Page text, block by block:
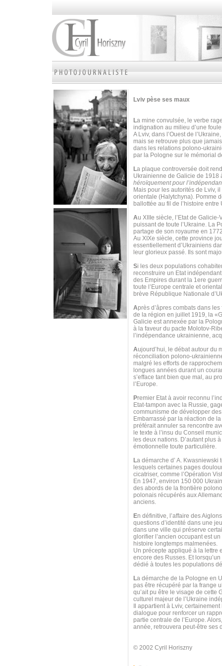
Lviv pèse ses maux
La mine convulsée, le verbe
indignation au milieu d’une
A Lviv, dans l’Ouest de
mais se retrouve plus que
dans les relations polono-
par la Pologne sur le mémorial
La plaque controversée doit
Ukrainienne de Galicie de 1918
héroïquement pour
Mais pour les autorités de Lviv,
orientale (Halytchyna). Pomme
ballottée au fil de l’histoire
Au XIIIe siècle, l’Etat de
puissant de toute l’Ukraine. La
partage de son royaume en
Au XIXe siècle, cette province
essentiellement d’Ukrainiens
leur glorieux passé. Ils sont
Si les deux populations
reconstruire un Etat
des Empires durant la 1ere
toute l’Europe centrale et
brève République Nationale
Après d’âpres combats dans
de la région en juillet 1919, la
Galicie est annexée par la
à la faveur du pacte Molotov-
l’indépendance ukrainienne,
Aujourd’hui, le débat autour du
réconciliation polono-
malgré les efforts de
longues années durant un
s’efface tant bien que mal, au
l’Europe.
Premier Etat à avoir reconnu
Etat-tampon avec la Russie,
communisme de développer
Embarrassé par la réaction de
préférait annuler sa rencontre
le texte à l’insu du Conseil
les deux nations. D’autant plus
émotionnelle toute particulière.
La démarche d’ A.
lesquels certaines pages
cicatriser, comme l’Opération
En 1947, environ 150 000
des abords de la frontière
polonais récupérés aux
anciens.
En définitive, l’affaire des
questions d’identité dans une
dans une ville qui préserve
glorifier l’ancien occupant est
histoire longtemps malmenées.
Un précepte appliqué à la lettre
encore des Russes. Et
dédié à toutes les populations
La démarche de la Pologne en
pas être récupéré par la frange
qu’ait pu être le visage de cette
culturel majeur de l’Ukraine
Il appartient à Lviv,
dialogue pour renforcer un
partie centrale de l’Europe.
année, retrouvera peut-être ses
© 2002 Cyril Horiszny